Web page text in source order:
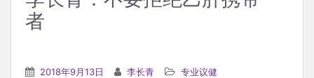
者
2018年9月13日 李长青 专业议健